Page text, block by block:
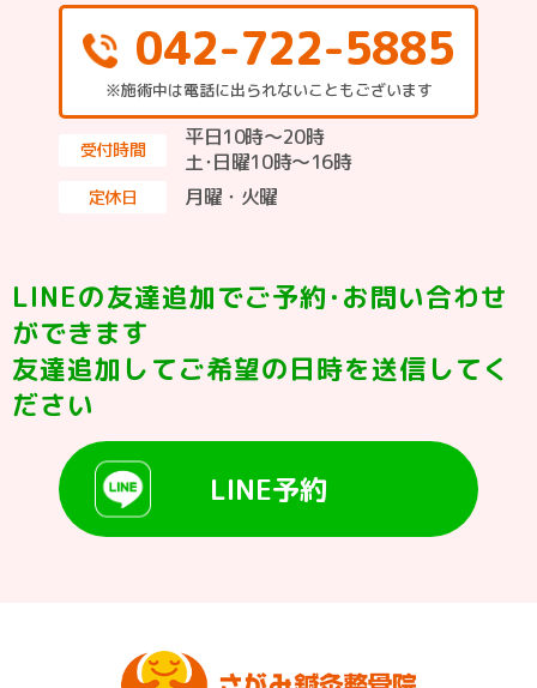
042-722-5885
※施術中は電話に出られないこともございます
受付時間
平日10時～20時
土･日曜10時〜16時
定休日 月曜・火曜
LINEの友達追加でご予約･お問い合わせ
ができます
友達追加してご希望の日時を送信してく
ださい
LINE予約